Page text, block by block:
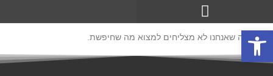
זה נראה שאנחנו לא מצליחים למצוא מה שחיפשת.
פתח סרגל נגישות